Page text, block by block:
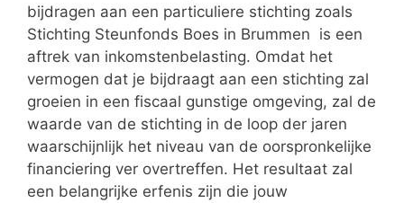
bijdragen aan een particuliere stichting zoals
Stichting Steunfonds Boes in Brummen is een
aftrek van inkomstenbelasting. Omdat het
vermogen dat je bijdraagt aan een stichting zal
groeien in een fiscaal gunstige omgeving, zal de
waarde van de stichting in de loop der jaren
waarschijnlijk het niveau van de oorspronkelijke
financiering ver overtreffen. Het resultaat zal
een belangrijke erfenis zijn die jouw